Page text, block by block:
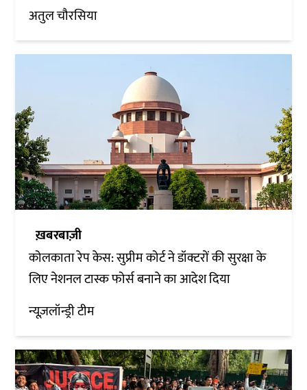
अतुल चौरसिया
ख़बरबाज़ी
कोलकाता रेप केस: सुप्रीम कोर्ट ने डॉक्टरों की सुरक्षा के
लिए नेशनल टास्क फोर्स बनाने का आदेश दिया
न्यूज़लॉन्ड्री टीम